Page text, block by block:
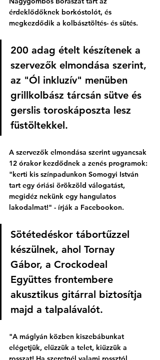
érdeklődőknek borkóstolót, és
megkezdődik a kolbásztöltés- és sütés.
200 adag ételt készítenek a
szervezők elmondása szerint,
az "Ól inkluzív" menüben
grillkolbász tárcsán sütve és
gerslis toroskáposzta lesz
füstöltekkel.
A szervezők elmondása szerint ugyancsak
12 órakor kezdődnek a zenés programok:
"kerti kis színpadunkon Somogyi István
tart egy óriási örökzöld válogatást,
megidéz nekünk egy hangulatos
lakodalmat!" - írják a Facebookon.
Sötétedéskor tábortűzzel
készülnek, ahol Tornay
Gábor, a Crockodeal
Együttes frontembere
akusztikus gitárral biztosítja
majd a talpalávalót.
"A máglyán közben kiszebábunkat
elégetjük, elűzzük a telet, kiűzzük a